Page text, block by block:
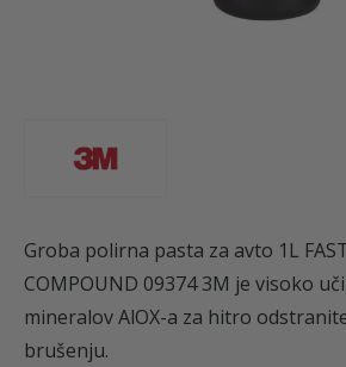
Groba polirna pasta za avto 1L
COMPOUND 09374 3M je visoko
mineralov AlOX-a za hitro
brušenju.